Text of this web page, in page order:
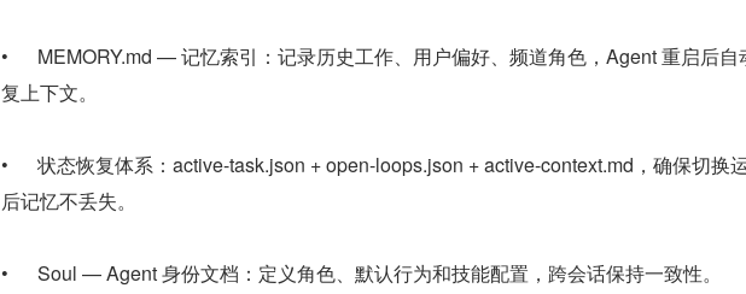
•      MEMORY.md — 记忆索引：记录历史工作、用户偏好、频道角色，Agent 重启后自
复上下文。
•      状态恢复体系：active-task.json + open-loops.json + active-context.md，确保切换
后记忆不丢失。
•      Soul — Agent 身份文档：定义角色、默认行为和技能配置，跨会话保持一致性。